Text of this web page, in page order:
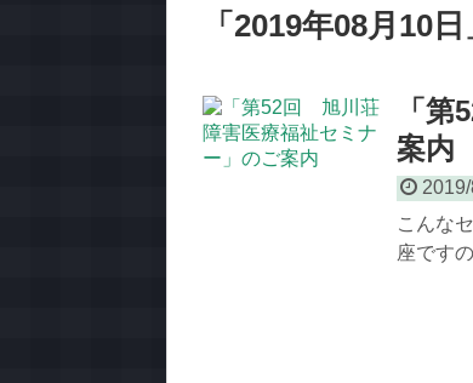
「 2019年08月10日
「
案内
こんな
座です